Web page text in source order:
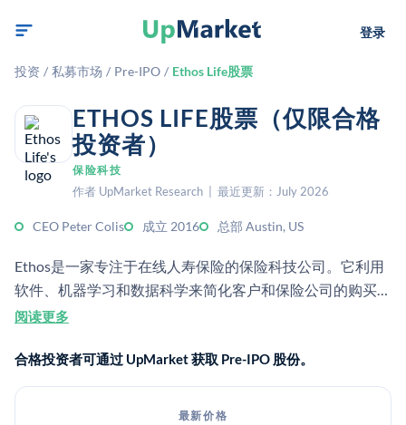
登录
投资 / 私募市场 / Pre-IPO / Ethos Life股票
ETHOS LIFE股票（仅限合格
投资者）
保险科技
作者 UpMarket Research | 最近更新：July 2026
CEO Peter Colis 成立 2016 总部 Austin, US
Ethos是一家专注于在线人寿保险的保险科技公司。它利用
软件、机器学习和数据科学来简化客户和保险公司的购买与
核保流程。
阅读更多
合格投资者可通过 UpMarket 获取 Pre-IPO 股份。
最新价格